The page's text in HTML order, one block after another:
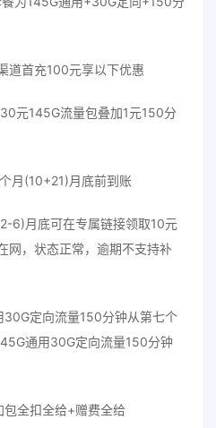
道首充100元享以下优惠
元145G流量包叠加1元150分
月(10+21)月底前到账
6)月底可在专属链接领取10元
网，状态正常，逾期不支持补
定向流量150分钟从第七个
通用30G定向流量150分钟
全扣全给+赠费全给